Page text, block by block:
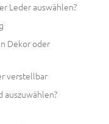
Leder auswählen?
Dekor oder
verstellbar
auszuwählen?